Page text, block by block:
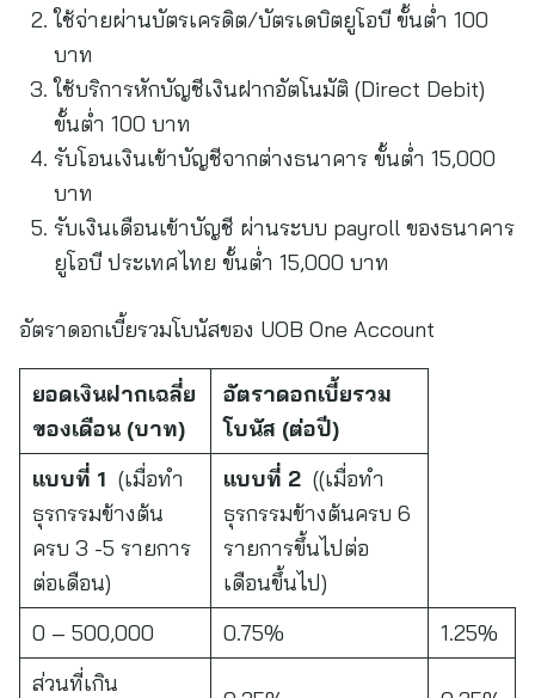
ใช้จ่ายผ่านบัตรเครดิต/บัตรเดบิตยูโอบี ขั้นต่ำ 100
บาท
ใช้บริการหักบัญชีเงินฝากอัตโนมัติ (Direct Debit)
ขั้นต่ำ 100 บาท
รับโอนเงินเข้าบัญชีจากต่างธนาคาร ขั้นต่ำ 15,000
บาท
รับเงินเดือนเข้าบัญชี ผ่านระบบ payroll ของธนาคาร
ยูโอบี ประเทศไทย ขั้นต่ำ 15,000 บาท
อัตราดอกเบี้ยรวมโบนัสของ UOB One Account
ยอดเงินฝากเฉลี่ย
ของเดือน (บาท)
อัตราดอกเบี้ยรวม
โบนัส (ต่อปี)
แบบที่ 1 (เมื่อทำ
ธุรกรรมข้างต้น
ครบ 3 -5 รายการ
ต่อเดือน)
แบบที่ 2 ((เมื่อทำ
ธุรกรรมข้างต้นครบ 6
รายการขึ้นไปต่อ
เดือนขึ้นไป)
0 – 500,000
0.75%
1.25%
ส่วนที่เกิน